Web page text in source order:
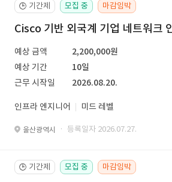
🕒 기간제 모집 중 마감임박
Cisco 기반 외국계 기업 네트워크
예상 금액
2,200,000원
예상 기간
10일
근무 시작일
2026.08.20.
인프라 엔지니어 미드 레벨
울산광역시 · 등록일자 2026.07.27.
🕒 기간제 모집 중 마감임박